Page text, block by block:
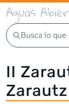
Aguas
Busca lo que
II
Zarautz